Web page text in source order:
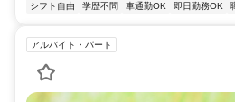
シフト自由
学歴不問 車通勤OK 即日勤務OK
アルバイト・パート